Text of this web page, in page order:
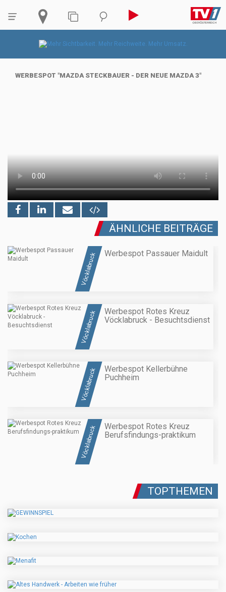
WERBESPOT "MAZDA STECKBAUER - DER NEUE MAZDA 3"
ÄHNLICHE BEITRÄGE
Vöcklabruck Werbespot Passauer Maidult
Vöcklabruck
Werbespot Rotes Kreuz
Vöcklabruck - Besuchtsdienst
Vöcklabruck
Werbespot Kellerbühne
Puchheim
Vöcklabruck
Werbespot Rotes Kreuz
Berufsfindungs-praktikum
TOPTHEMEN